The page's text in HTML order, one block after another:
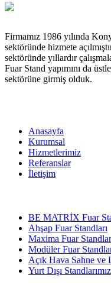
Firmamız 1986 yılında
sektöründe hizmete
sektöründe yıllardır
Fuar Stand yapımını da
sektörüne girmiş olduk.
Anasayfa
Kurumsal
Hizmetlerimiz
Referanslar
İletişim
BE MATRİX Fuar
Ahşap Fuar Standları
Maxima Fuar
Modüler Fuar
Açık Hava Sahne
Yurt Dışı Standlarımız